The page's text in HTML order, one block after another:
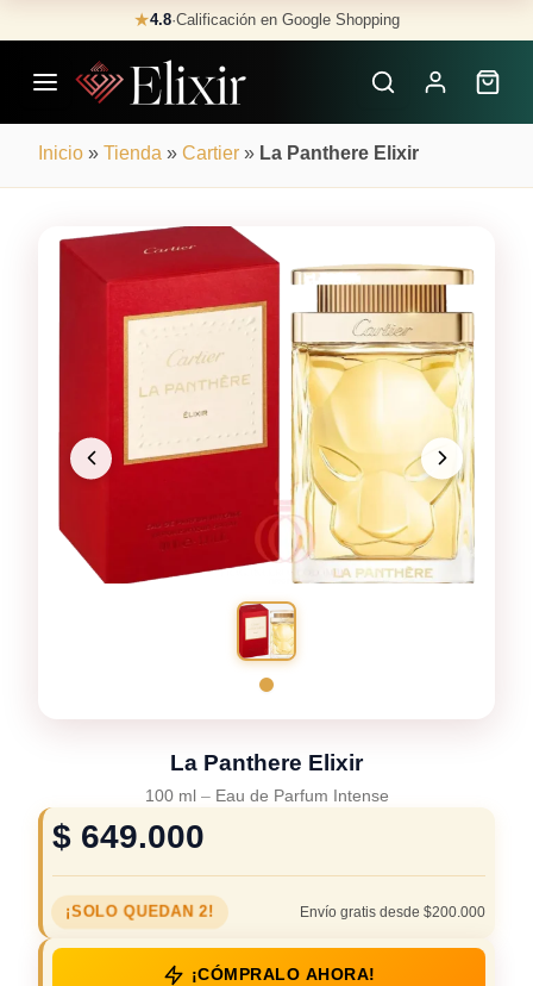
to
content
★4.8·Calificación en Google Shopping
Inicio » Tienda » Cartier » La Panthere Elixir
La Panthere Elixir
100 ml – Eau de Parfum Intense
$ 649.000
¡SOLO QUEDAN 2! Envío gratis desde $200.000
¡CÓMPRALO AHORA!